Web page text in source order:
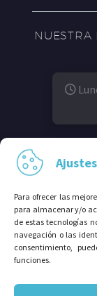
Para ofrecer las
para almacenar y/o
de estas tecnologías
navegación o las
consentimiento,
funciones.
NUESTRA